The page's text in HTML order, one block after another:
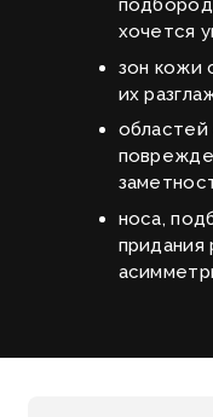
хочется
зон кожи
их
носа,
придания